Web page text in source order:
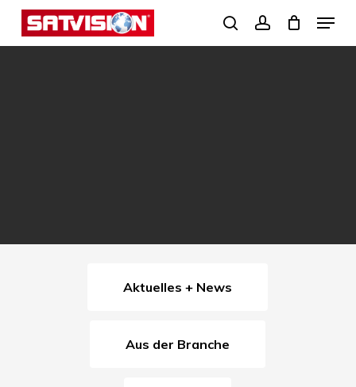
Skip
search
Menu
Aktuelles + News
Aus der Branche